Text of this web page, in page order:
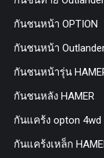
กันชนหน้า OPTION
กันชนหน้า
กันชนหน้ารุ่น
กันชนหลัง HAMER
กันแคร้ง opton 4wd
กันแคร้งเหล็ก